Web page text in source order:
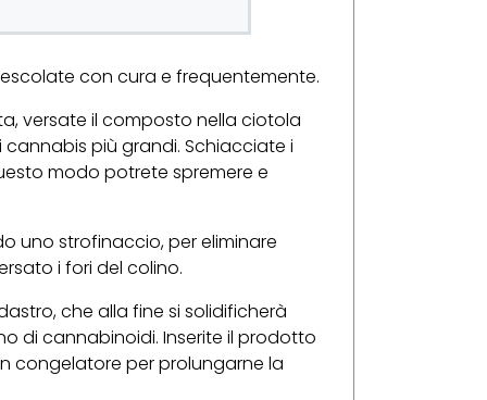
con cura e frequentemente.
versate il composto nella ciotola
più grandi. Schiacciate i
modo potrete spremere e
uno strofinaccio, per eliminare
i fori del colino.
che alla fine si solidificherà
di cannabinoidi. Inserite il prodotto
congelatore per prolungarne la